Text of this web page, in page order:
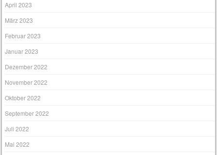
April 2023
März 2023
Februar 2023
Januar 2023
Dezember 2022
November 2022
Oktober 2022
September 2022
Juli 2022
Mai 2022